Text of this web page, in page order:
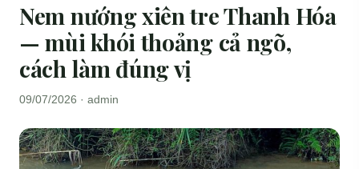
Nem nướng xiên tre Thanh Hóa
— mùi khói thoảng cả ngõ,
cách làm đúng vị
09/07/2026 · admin